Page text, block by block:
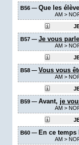
B56 — Que les
AM>
B57 — Je vous parle
AM>
B58 — Vous vous
AM>
B59 — Avant, je
AM>
B60 — En ce temps
AM>